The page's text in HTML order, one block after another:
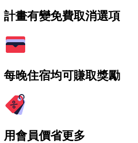
計畫有變免費取消選項
每晚住宿均可賺取獎勵
用會員價省更多